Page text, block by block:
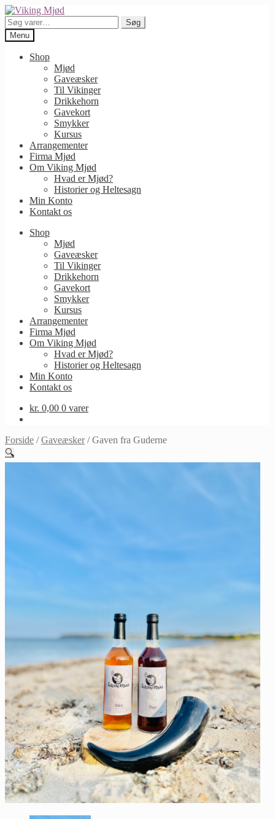
Spring
til
navigation
Spring
til
indhold
Søg
efter:
Søg
Menu
Shop
Mjød
Gaveæsker
Til Vikinger
Drikkehorn
Gavekort
Smykker
Kursus
Arrangementer
Firma Mjød
Om Viking Mjød
Hvad er Mjød?
Historier og Heltesagn
Min Konto
Kontakt os
Shop
Mjød
Gaveæsker
Til Vikinger
Drikkehorn
Gavekort
Smykker
Kursus
Arrangementer
Firma Mjød
Om Viking Mjød
Hvad er Mjød?
Historier og Heltesagn
Min Konto
Kontakt os
kr. 0,00 0 varer
Forside /Gaveæsker/Gaven fra Guderne
🔍